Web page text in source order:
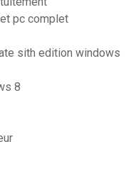
pc complet
sith edition windows
8